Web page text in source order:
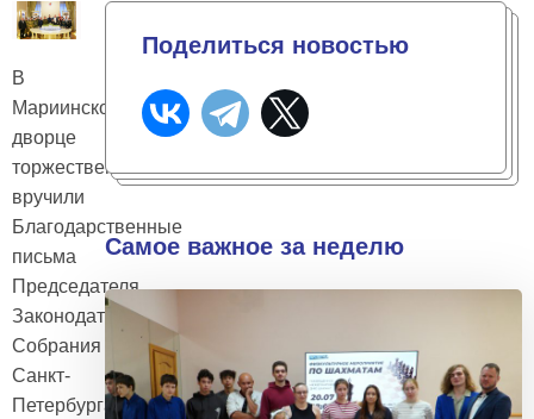
В
Мариинском
дворце
торжественно
вручили
Благодарственные
письма
Председателя
Законодательного
Собрания
Санкт-
Петербурга
Поделиться новостью
Самое важное за неделю